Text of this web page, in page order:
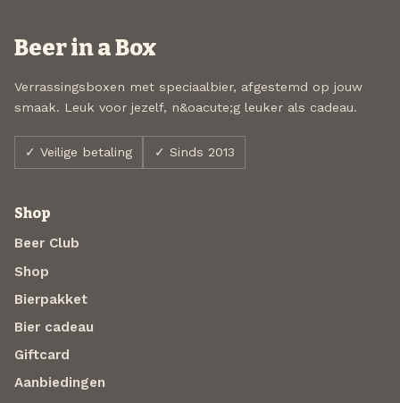
Beer in a Box
Verrassingsboxen met speciaalbier, afgestemd op jouw
smaak. Leuk voor jezelf, n&oacute;g leuker als cadeau.
✓ Veilige betaling ✓ Sinds 2013
Shop
Beer Club
Shop
Bierpakket
Bier cadeau
Giftcard
Aanbiedingen